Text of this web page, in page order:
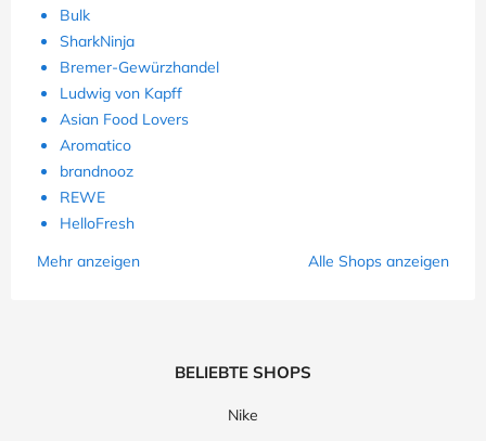
Bulk
SharkNinja
Bremer-Gewürzhandel
Ludwig von Kapff
Asian Food Lovers
Aromatico
brandnooz
REWE
HelloFresh
Mehr anzeigen
Alle Shops anzeigen
BELIEBTE SHOPS
Nike